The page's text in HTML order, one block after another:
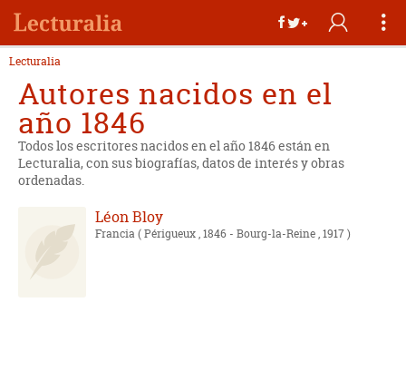
Lecturalia
Autores nacidos en el
año 1846
Todos los escritores nacidos en el año 1846 están en
Lecturalia, con sus biografías, datos de interés y obras
ordenadas.
Léon Bloy
Francia( Périgueux , 1846 - Bourg-la-Reine , 1917 )